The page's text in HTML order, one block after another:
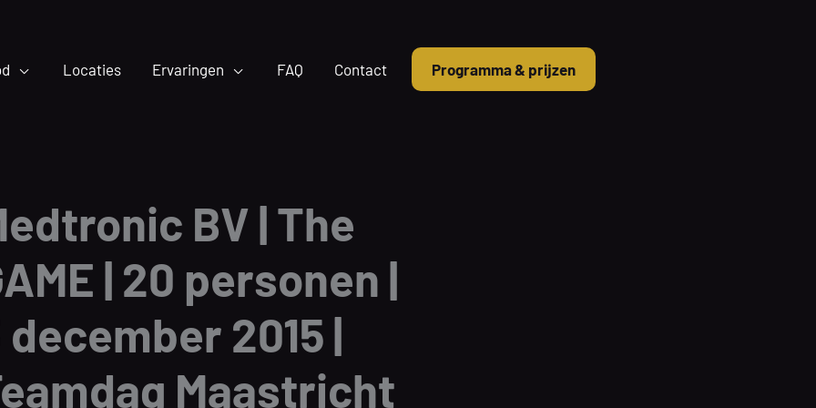
Locaties Ervaringen FAQ Contact Programma & prijzen
BV | The
| 20 personen |
december 2015 |
Maastricht